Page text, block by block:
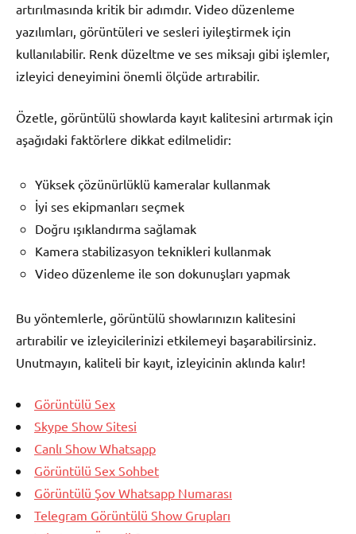
artırılmasında kritik bir adımdır. Video düzenleme
yazılımları, görüntüleri ve sesleri iyileştirmek için
kullanılabilir. Renk düzeltme ve ses miksajı gibi işlemler,
izleyici deneyimini önemli ölçüde artırabilir.
Özetle, görüntülü showlarda kayıt kalitesini artırmak için
aşağıdaki faktörlere dikkat edilmelidir:
Yüksek çözünürlüklü kameralar kullanmak
İyi ses ekipmanları seçmek
Doğru ışıklandırma sağlamak
Kamera stabilizasyon teknikleri kullanmak
Video düzenleme ile son dokunuşları yapmak
Bu yöntemlerle, görüntülü showlarınızın kalitesini
artırabilir ve izleyicilerinizi etkilemeyi başarabilirsiniz.
Unutmayın, kaliteli bir kayıt, izleyicinin aklında kalır!
Görüntülü Sex
Skype Show Sitesi
Canlı Show Whatsapp
Görüntülü Sex Sohbet
Görüntülü Şov Whatsapp Numarası
Telegram Görüntülü Show Grupları